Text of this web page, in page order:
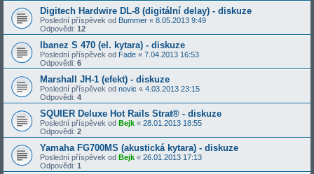
Digitech Hardwire DL-8 (digitální delay) - diskuze
Poslední příspěvek od Bummer « 8.05.2013 9:49
Odpovědi: 12
Ibanez S 470 (el. kytara) - diskuze
Poslední příspěvek od Fade « 7.04.2013 16:53
Odpovědi: 6
Marshall JH-1 (efekt) - diskuze
Poslední příspěvek od novic « 4.03.2013 23:15
Odpovědi: 4
SQUIER Deluxe Hot Rails Strat® - diskuze
Poslední příspěvek od Bejk « 28.01.2013 18:55
Odpovědi: 2
Yamaha FG700MS (akustická kytara) - diskuze
Poslední příspěvek od Bejk « 26.01.2013 17:13
Odpovědi: 1